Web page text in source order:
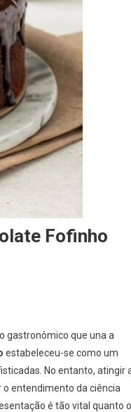
Fofinho
gastronômico que una a
estabeleceu-se como um
No entanto, atingir
entendimento da ciência
é tão vital quanto o